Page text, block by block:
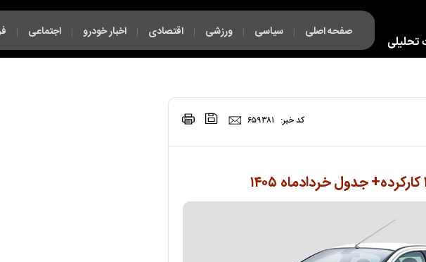
صفحه اصلی | سیاسی | ورزشی | اقتصادی | اخبار خودرو | اجتماعی |
فکت لایف |
کد خبر: ۶۵۹۳۸۱